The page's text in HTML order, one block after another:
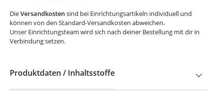
DieVersandkostensind bei Einrichtungsartikeln individuell und
können von den Standard-Versandkosten abweichen.
Unser Einrichtungsteam wird sich nach deiner Bestellung mit dir in
Verbindung setzen.
Produktdaten / Inhaltsstoffe